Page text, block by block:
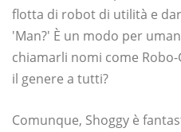
flotta di robot di utilità e
'Man?' È un modo per
chiamarli nomi come
il genere a tutti?
Comunque, Shoggy è